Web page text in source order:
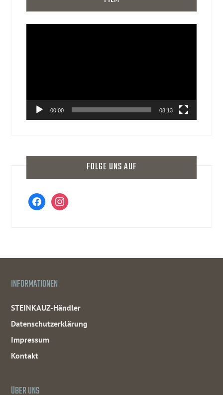
00:00 08:13
FOLGE UNS AUF
facebookinstagram
INFORMATIONEN
STEINKAUZ-Händler
Datenschutzerklärung
Impressum
Kontakt
ÜBER UNS